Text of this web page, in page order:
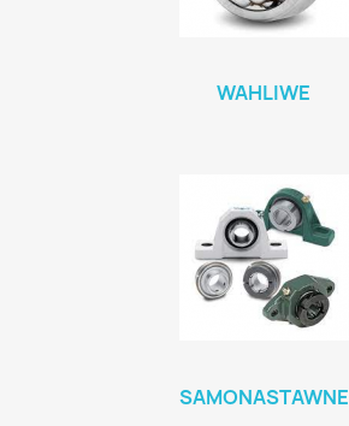
WAHLIWE
SAMONASTAWNE